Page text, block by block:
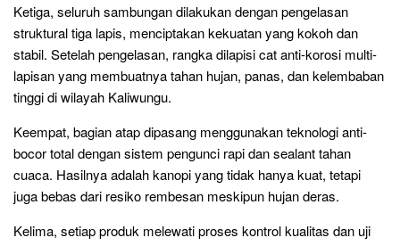
Ketiga, seluruh sambungan dilakukan dengan pengelasan
struktural tiga lapis, menciptakan kekuatan yang kokoh dan
stabil. Setelah pengelasan, rangka dilapisi cat anti-korosi multi-
lapisan yang membuatnya tahan hujan, panas, dan kelembaban
tinggi di wilayah Kaliwungu.
Keempat, bagian atap dipasang menggunakan teknologi anti-
bocor total dengan sistem pengunci rapi dan sealant tahan
cuaca. Hasilnya adalah kanopi yang tidak hanya kuat, tetapi
juga bebas dari resiko rembesan meskipun hujan deras.
Kelima, setiap produk melewati proses kontrol kualitas dan uji